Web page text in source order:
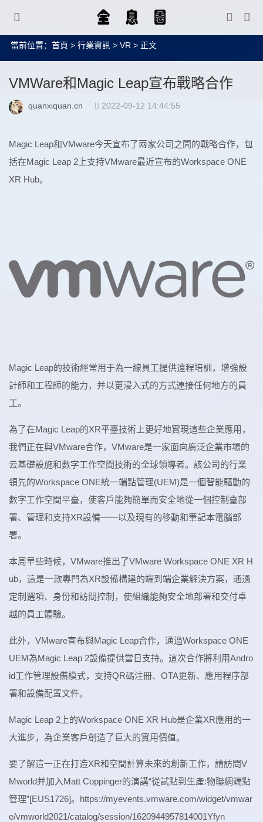
當前位置： 首頁 > 行業資訊 > VR > 正文
VMWare和Magic Leap宣布戰略合作
quanxiquan.cn 2022-09-12 14:44:55
Magic Leap和VMware今天宣布了兩家公司之間的戰略合作，包
括在Magic Leap 2上支持VMware最近宣布的Workspace ONE
XR Hub。
Magic Leap的技術經常用于為一線員工提供遠程培訓，增強設
計師和工程師的能力，并以更浸入式的方式連接任何地方的員
工。
為了在Magic Leap的XR平臺技術上更好地實現這些企業應用，
我們正在與VMware合作，VMware是一家面向廣泛企業市場的
云基礎設施和數字工作空間技術的全球領導者。該公司的行業
領先的Workspace ONE統一端點管理(UEM)是一個智能驅動的
數字工作空間平臺，使客戶能夠簡單而安全地從一個控制臺部
署、管理和支持XR設備——以及現有的移動和筆記本電腦部
署。
本周早些時候，VMware推出了VMware Workspace ONE XR H
ub，這是一款專門為XR設備構建的端到端企業解決方案，通過
定制選項、身份和訪問控制，使組織能夠安全地部署和交付卓
越的員工體驗。
此外，VMware宣布與Magic Leap合作，通過Workspace ONE
UEM為Magic Leap 2設備提供當日支持。這次合作將利用Andro
id工作管理設備模式，支持QR碼注冊、OTA更新、應用程序部
署和設備配置文件。
Magic Leap 2上的Workspace ONE XR Hub是企業XR應用的一
大進步，為企業客戶創造了巨大的實用價值。
要了解這一正在打造XR和空間計算未來的創新工作，請訪問V
Mworld并加入Matt Coppinger的演講“從試點到生產:物聯網端點
管理”[EUS1726]。https://myevents.vmware.com/widget/vmwar
e/vmworld2021/catalog/session/1620944957814001Yfyn